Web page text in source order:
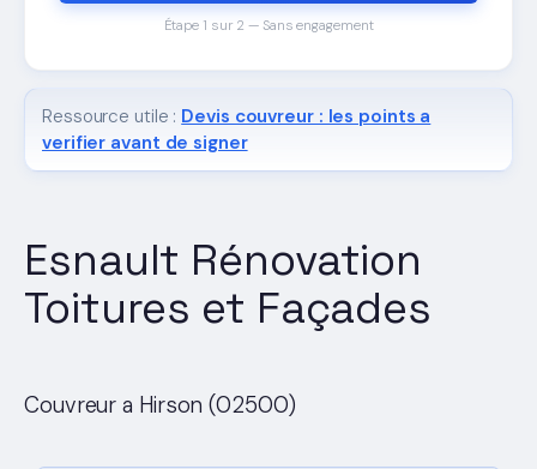
Esnault Rénovation
Toitures et Façades
Couvreur a Hirson (02500)
Étape 1 sur 2 — Sans engagement
Ressource utile : Devis couvreur : les points a
verifier avant de signer